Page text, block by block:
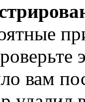
вам